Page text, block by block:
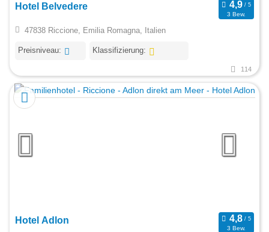
Hotel Belvedere
3 Bew.
47838 Riccione, Emilia Romagna, Italien
Preisniveau: Klassifizierung:
114
Hotel Adlon
3 Bew.